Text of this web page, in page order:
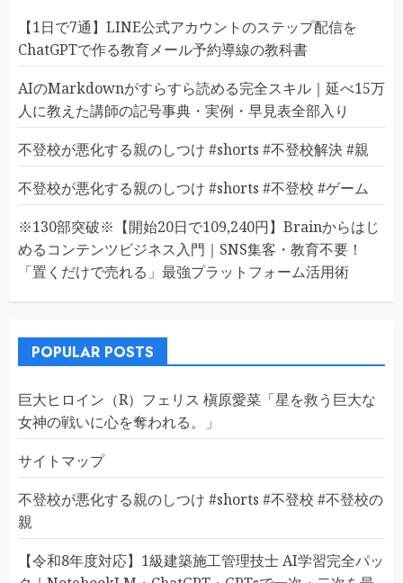
【1日で7通】LINE公式アカウントのステップ配信を
ChatGPTで作る教育メール予約導線の教科書
AIのMarkdownがすらすら読める完全スキル｜延べ15万
人に教えた講師の記号事典・実例・早見表全部入り
不登校が悪化する親のしつけ #shorts #不登校解決 #親
不登校が悪化する親のしつけ #shorts #不登校 #ゲーム
※130部突破※【開始20日で109,240円】Brainからはじ
めるコンテンツビジネス入門｜SNS集客・教育不要！
「置くだけで売れる」最強プラットフォーム活用術
POPULAR POSTS
巨大ヒロイン（R）フェリス 槇原愛菜「星を救う巨大な
女神の戦いに心を奪われる。」
サイトマップ
不登校が悪化する親のしつけ #shorts #不登校 #不登校の
親
【令和8年度対応】1級建築施工管理技士 AI学習完全パッ